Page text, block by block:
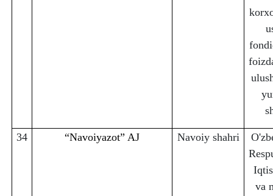
34 “Navoiyazot” AJ Navoiy shahri
va